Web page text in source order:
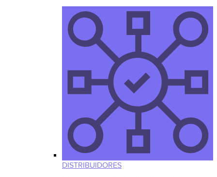
DISTRIBUIDORES